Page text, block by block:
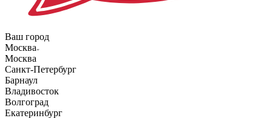
Ваш город
Москва
Москва
Санкт-Петербург
Барнаул
Владивосток
Волгоград
Екатеринбург